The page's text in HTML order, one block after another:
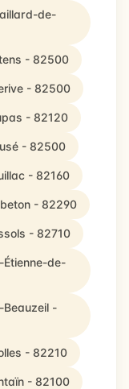
de-
- 82500
- 82500
- 82120
- 82500
- 82160
- 82290
- 82710
Étienne-de-
Beauzeil -
- 82210
- 82100